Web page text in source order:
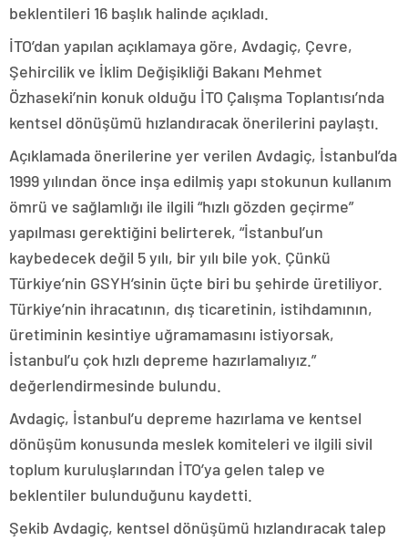
beklentileri 16 başlık halinde açıkladı.
İTO’dan yapılan açıklamaya göre, Avdagiç, Çevre,
Şehircilik ve İklim Değişikliği Bakanı Mehmet
Özhaseki’nin konuk olduğu İTO Çalışma Toplantısı’nda
kentsel dönüşümü hızlandıracak önerilerini paylaştı.
Açıklamada önerilerine yer verilen Avdagiç, İstanbul’da
1999 yılından önce inşa edilmiş yapı stokunun kullanım
ömrü ve sağlamlığı ile ilgili “hızlı gözden geçirme”
yapılması gerektiğini belirterek, “İstanbul’un
kaybedecek değil 5 yılı, bir yılı bile yok. Çünkü
Türkiye’nin GSYH’sinin üçte biri bu şehirde üretiliyor.
Türkiye’nin ihracatının, dış ticaretinin, istihdamının,
üretiminin kesintiye uğramamasını istiyorsak,
İstanbul’u çok hızlı depreme hazırlamalıyız.”
değerlendirmesinde bulundu.
Avdagiç, İstanbul’u depreme hazırlama ve kentsel
dönüşüm konusunda meslek komiteleri ve ilgili sivil
toplum kuruluşlarından İTO’ya gelen talep ve
beklentiler bulunduğunu kaydetti.
Şekib Avdagiç, kentsel dönüşümü hızlandıracak talep